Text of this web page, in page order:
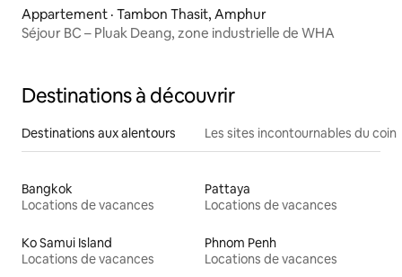
Appartement · Tambon Thasit, Amphur
Séjour BC – Pluak Deang, zone industrielle de WHA
Destinations à découvrir
Destinations aux alentours Les sites incontournables du coin
Bangkok
Locations de vacances
Pattaya
Locations de vacances
Ko Samui Island
Locations de vacances
Phnom Penh
Locations de vacances